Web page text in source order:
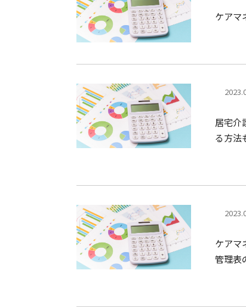
ケアマ
居宅介
る方法
ケアマ
管理表